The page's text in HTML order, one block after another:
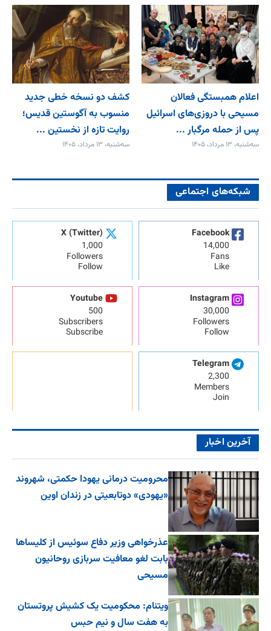
اعلام همبستگی فعالان
مسیحی با دروزی‌های اسرائیل
پس از حمله مرگبار ...
سه‌شنبه، ۱۳ مرداد، ۱۴۰۵
کشف دو نسخه خطی جدید
منسوب به آگوستین قدیس؛
روایت تازه از نخستین ...
سه‌شنبه، ۱۳ مرداد، ۱۴۰۵
شبکه‌های اجتماعی
Facebook
14,000
Fans
Like
X (Twitter)
1,000
Followers
Follow
Instagram
30,000
Followers
Follow
Youtube
500
Subscribers
Subscribe
Telegram
2,300
Members
Join
آخرین اخبار
محرومیت درمانی یهودا حکمتی، شهروند
«یهودی» دوتابعیتی در زندان اوین
عذرخواهی وزیر دفاع سوئیس از کلیساها
بابت لغو معافیت سربازی روحانیون
مسیحی
ویتنام: محکومیت یک کشیش پروتستان
به هفت سال و نیم حبس